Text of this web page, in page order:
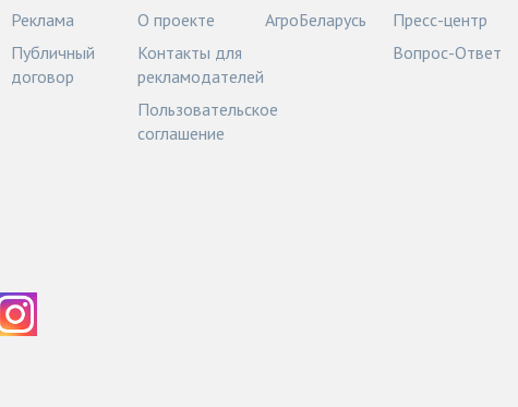
Реклама
Публичный
договор
О проекте
Контакты для
рекламодателей
Пользовательское
соглашение
АгроБеларусь
Пресс-центр
Вопрос-Ответ